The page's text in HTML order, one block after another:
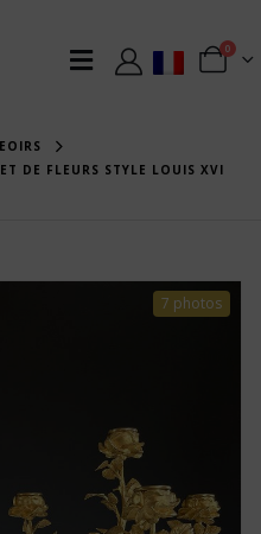
0
DE FLEURS STYLE LOUIS XVI
7 photos